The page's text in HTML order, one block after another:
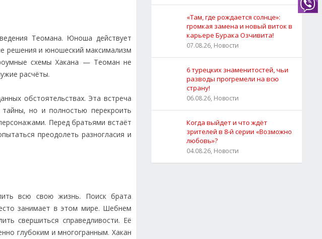
Теомана. Юноша действует
решения и юношеский максимализм
схемы Хакана — Теоман не
расчёты.
обстоятельствах. Эта встреча
но и полностью перекроить
Перед братьями встаёт
преодолеть разногласия и
всю свою жизнь. Поиск брата
занимает в этом мире. Шебнем
свершиться справедливости. Её
глубоким и многогранным. Хакан
«Там, где рождается солнце»:
громкая замена и новый виток в
карьере Бурака Озчивита!
07.08.26, Новости
6 турецких знаменитостей, чьи
разводы прогремели на всю
страну!
06.08.26, Новости
Когда выйдет и что ждёт
зрителей в 8-й серии «Возможно
любовь»?
04.08.26, Новости